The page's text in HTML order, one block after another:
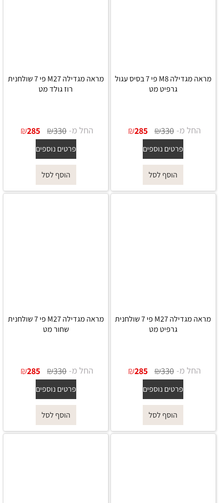
מראה מגדילה M8 פי 7 בסיס עגול
גרפיט מט
החל מ- ₪330
₪285
פרטים נוספים
הוסף לסל
מראה מגדילה M27 פי 7 שולחנית
רוז גולד מט
החל מ- ₪330
₪285
פרטים נוספים
הוסף לסל
מראה מגדילה M27 פי 7 שולחנית
גרפיט מט
החל מ- ₪330
₪285
פרטים נוספים
הוסף לסל
מראה מגדילה M27 פי 7 שולחנית
שחור מט
החל מ- ₪330
₪285
פרטים נוספים
הוסף לסל